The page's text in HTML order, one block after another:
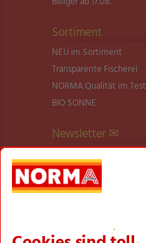
Sortiment
NEU im Sortiment
Transparente Fischerei
NORMA Qualität im Test
BIO SONNE
Newsletter ✉
Filialen
NORMA-Garantie